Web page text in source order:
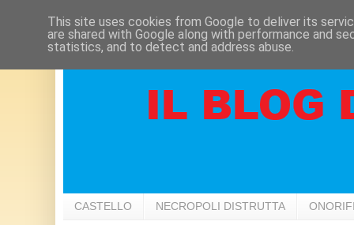
CASTELLO NECROPOLI DISTRUTTA
This site uses cookies from Google to deliver its
are shared with Google along with performance and
statistics, and to detect and address abuse.